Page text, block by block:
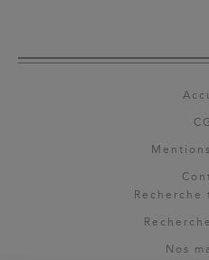
Recherche
Nos